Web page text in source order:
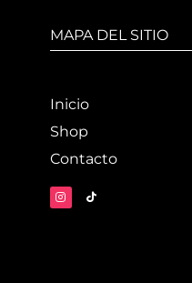
MAPA DEL SITIO
Inicio
Shop
Contacto